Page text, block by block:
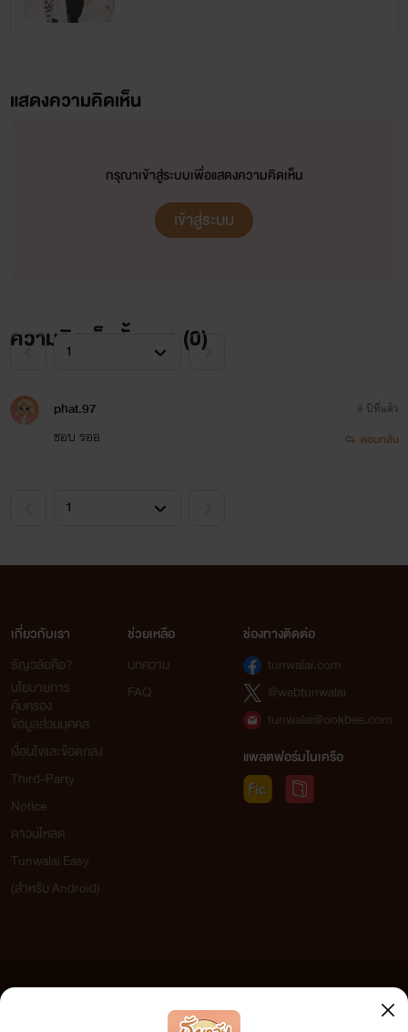
" มึง เอาลูกอมมากินด้วยดิ "
แสดงความคิดเห็น
กรุณาเข้าสู่ระบบเพื่อแสดงความคิดเห็น
เข้าสู่ระบบ
ความคิดเห็นทั้งหมด (0)
phat.97
ชอบ รออ
9 ปีที่แล้ว
ตอบกลับ
เกี่ยวกับเรา
ธัญวลัยคือ?
นโยบายการ
คุ้มครอง
ข้อมูลส่วนบุคคล
เงื่อนไขและข้อตกลง
Third-Party
Notice
ดาวน์โหลด
Tunwalai Easy
(สำหรับ Android)
ช่วยเหลือ
บทความ
FAQ
ช่องทางติดต่อ
tunwalai.com
@webtunwalai
tunwalai@ookbee.com
แพลตฟอร์มในเครือ
เว็บไซต์แห่งนี้ไม่ได้เห็นด้วยและไม่ขอรับผิดชอบต่อข้อความใดๆ ทั้งสิ้น ดังนั้นผู้อ่านทุกท่านโปรดใช้